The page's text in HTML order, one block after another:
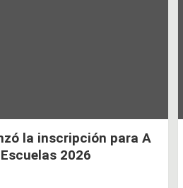
la inscripción para A
2026